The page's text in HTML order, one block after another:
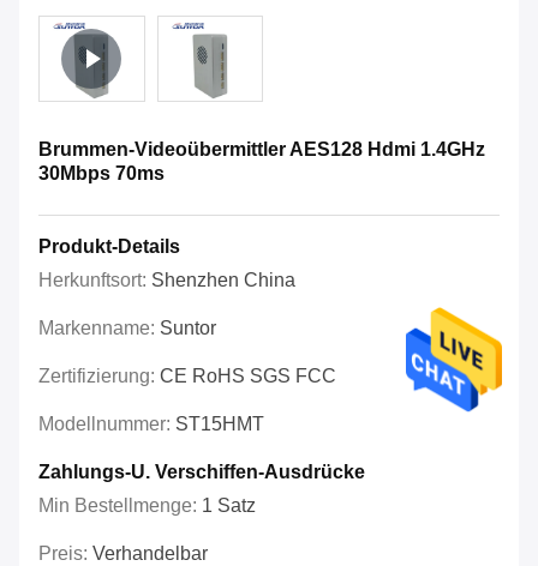
Brummen-Videoübermittler AES128 Hdmi 1.4GHz
30Mbps 70ms
Produkt-Details
Herkunftsort: Shenzhen China
Markenname: Suntor
Zertifizierung: CE RoHS SGS FCC
Modellnummer: ST15HMT
Zahlungs-U. Verschiffen-Ausdrücke
Min Bestellmenge: 1 Satz
Preis: Verhandelbar